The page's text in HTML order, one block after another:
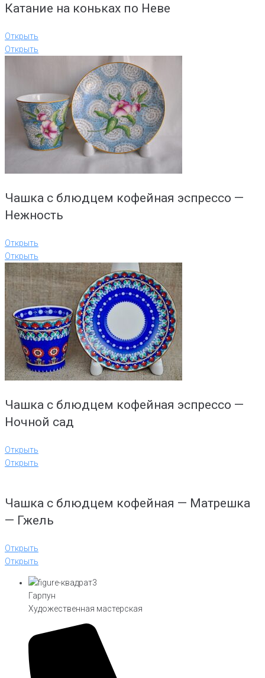
Катание на коньках по Неве
Открыть
Открыть
Чашка с блюдцем кофейная эспрессо —
Нежность
Открыть
Открыть
Чашка с блюдцем кофейная эспрессо —
Ночной сад
Открыть
Открыть
Чашка с блюдцем кофейная — Матрешка
— Гжель
Открыть
Открыть
Гарпун
Художественная мастерская